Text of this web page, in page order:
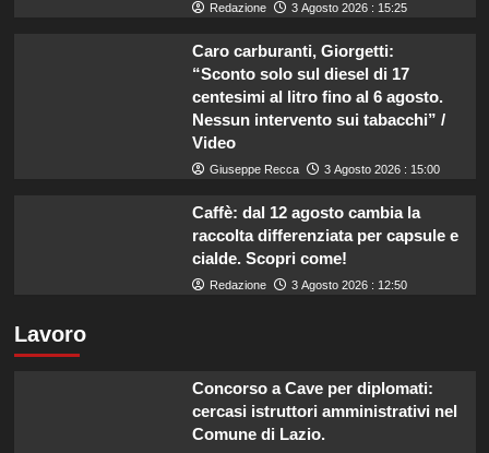
Redazione 3 Agosto 2026 : 15:25
Caro carburanti, Giorgetti:
“Sconto solo sul diesel di 17
centesimi al litro fino al 6 agosto.
Nessun intervento sui tabacchi” /
Video
Giuseppe Recca 3 Agosto 2026 : 15:00
Caffè: dal 12 agosto cambia la
raccolta differenziata per capsule e
cialde. Scopri come!
Redazione 3 Agosto 2026 : 12:50
Lavoro
Concorso a Cave per diplomati:
cercasi istruttori amministrativi nel
Comune di Lazio.